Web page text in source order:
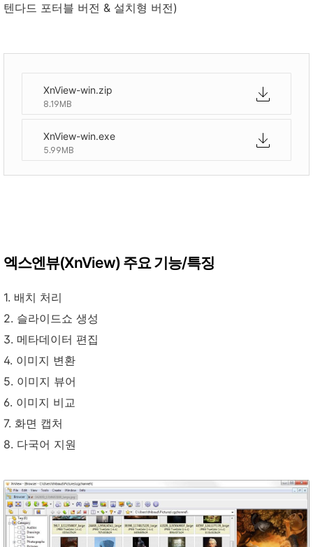
텐다드 포터블 버전 & 설치형 버전)
XnView-win.zip
8.19MB
XnView-win.exe
5.99MB
엑스엔뷰(XnView) 주요 기능/특징
1. 배치 처리
2. 슬라이드쇼 생성
3. 메타데이터 편집
4. 이미지 변환
5. 이미지 뷰어
6. 이미지 비교
7. 화면 캡처
8. 다국어 지원